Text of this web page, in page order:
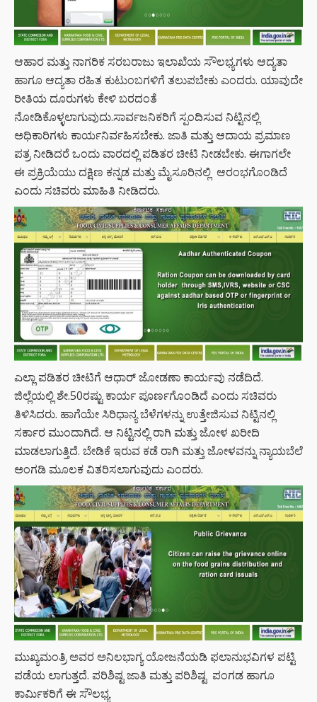
ಆಹಾರ ಮತ್ತು ನಾಗರಿಕ ಸರಬರಾಜು ಇಲಾಖೆಯ ಸೌಲಭ್ಯಗಳು ಆದ್ಯತಾ
ಹಾಗೂ ಆದ್ಯತಾ ರಹಿತ ಕುಟುಂಬಗಳಿಗೆ ತಲುಪಬೇಕು ಎಂದರು. ಯಾವುದೇ
ರೀತಿಯ ದೂರುಗಳು ಕೇಳಿ ಬರದಂತೆ
ನೋಡಿಕೊಳ್ಳಲಾಗುವುದು.ಸಾರ್ವಜನಿಕರಿಗೆ ಸ್ಪಂದಿಸುವ ನಿಟ್ಟಿನಲ್ಲಿ
ಅಧಿಕಾರಿಗಳು ಕಾರ್ಯನಿರ್ವಹಿಸಬೇಕು. ಜಾತಿ ಮತ್ತು ಆದಾಯ ಪ್ರಮಾಣ
ಪತ್ರ ನೀಡಿದರೆ ಒಂದು ವಾರದಲ್ಲಿ ಪಡಿತರ ಚೀಟಿ ನೀಡಬೇಕು. ಈಗಾಗಲೇ
ಈ ಪ್ರಕ್ರಿಯೆಯು ದಕ್ಷಿಣ ಕನ್ನಡ ಮತ್ತು ಮೈಸೂರಿನಲ್ಲಿ ಆರಂಭಗೊಂಡಿದೆ
ಎಂದು ಸಚಿವರು ಮಾಹಿತಿ ನೀಡಿದರು.
ಎಲ್ಲಾ ಪಡಿತರ ಚೀಟಿಗೆ ಆಧಾರ್ ಜೋಡಣಾ ಕಾರ್ಯವು ನಡೆದಿದೆ.
ಜಿಲ್ಲೆಯಲ್ಲಿ ಶೇ.50ರಷ್ಟು ಕಾರ್ಯ ಪೂರ್ಣಗೊಂಡಿದೆ ಎಂದು ಸಚಿವರು
ತಿಳಿಸಿದರು. ಹಾಗೆಯೇ ಸಿರಿಧಾನ್ಯ ಬೆಳೆಗಳನ್ನು ಉತ್ತೇಜಿಸುವ ನಿಟ್ಟಿನಲ್ಲಿ
ಸರ್ಕಾರ ಮುಂದಾಗಿದೆ. ಆ ನಿಟ್ಟಿನಲ್ಲಿ ರಾಗಿ ಮತ್ತು ಜೋಳ ಖರೀದಿ
ಮಾಡಲಾಗುತ್ತಿದೆ. ಬೇಡಿಕೆ ಇರುವ ಕಡೆ ರಾಗಿ ಮತ್ತು ಜೋಳವನ್ನು ನ್ಯಾಯಬೆಲೆ
ಅಂಗಡಿ ಮೂಲಕ ವಿತರಿಸಲಾಗುವುದು ಎಂದರು.
ಮುಖ್ಯಮಂತ್ರಿ ಅವರ ಅನಿಲಭಾಗ್ಯ ಯೋಜನೆಯಡಿ ಫಲಾನುಭವಿಗಳ ಪಟ್ಟಿ
ಪಡೆಯ ಲಾಗುತ್ತದೆ. ಪರಿಶಿಷ್ಟ ಜಾತಿ ಮತ್ತು ಪರಿಶಿಷ್ಟ ಪಂಗಡ ಹಾಗೂ
ಕಾರ್ಮಿಕರಿಗೆ ಈ ಸೌಲಭ್ಯ